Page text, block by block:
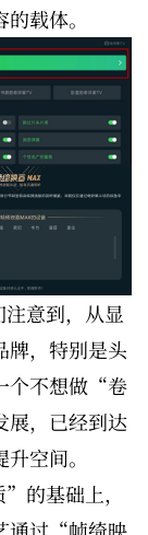
载体。
意到，从显
牌，特别是头
个不想做“卷
展，已经到达
空间。
的基础上，